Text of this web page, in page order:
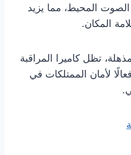
المحيط، مما يزيد
المكان.
تظل كاميرا المراقبة
لأمان الممتلكات في